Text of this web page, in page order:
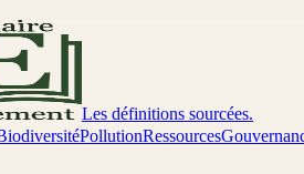
Les définitions sourcées.
PollutionRessources